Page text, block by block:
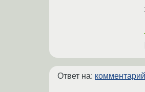
Ответ на: комментарий